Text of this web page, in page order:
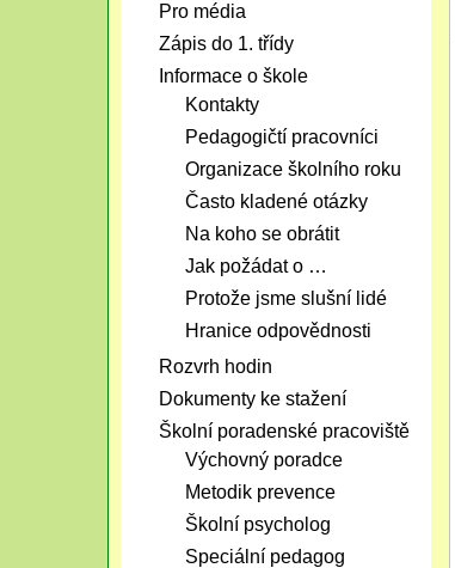
Pro média
Zápis do 1. třídy
Informace o škole
Kontakty
Pedagogičtí pracovníci
Organizace školního roku
Často kladené otázky
Na koho se obrátit
Jak požádat o …
Protože jsme slušní lidé
Hranice odpovědnosti
Rozvrh hodin
Dokumenty ke stažení
Školní poradenské pracoviště
Výchovný poradce
Metodik prevence
Školní psycholog
Speciální pedagog